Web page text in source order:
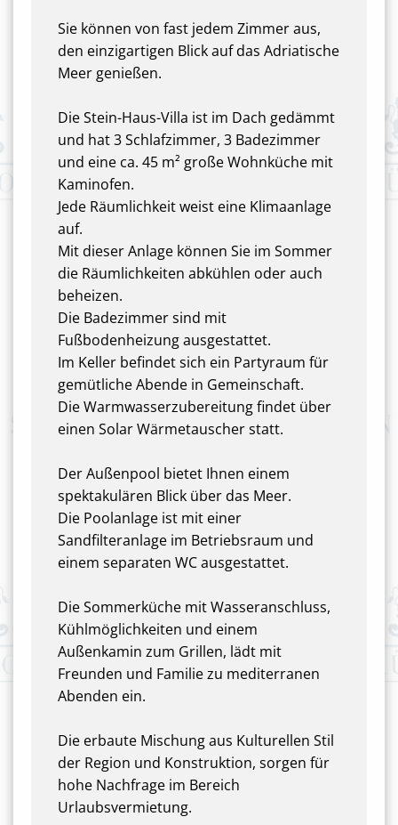
Sie können von fast jedem Zimmer aus,
den einzigartigen Blick auf das Adriatische
Meer genießen.
Die Stein-Haus-Villa ist im Dach gedämmt
und hat 3 Schlafzimmer, 3 Badezimmer
und eine ca. 45 m² große Wohnküche mit
Kaminofen.
Jede Räumlichkeit weist eine Klimaanlage
auf.
Mit dieser Anlage können Sie im Sommer
die Räumlichkeiten abkühlen oder auch
beheizen.
Die Badezimmer sind mit
Fußbodenheizung ausgestattet.
Im Keller befindet sich ein Partyraum für
gemütliche Abende in Gemeinschaft.
Die Warmwasserzubereitung findet über
einen Solar Wärmetauscher statt.
Der Außenpool bietet Ihnen einem
spektakulären Blick über das Meer.
Die Poolanlage ist mit einer
Sandfilteranlage im Betriebsraum und
einem separaten WC ausgestattet.
Die Sommerküche mit Wasseranschluss,
Kühlmöglichkeiten und einem
Außenkamin zum Grillen, lädt mit
Freunden und Familie zu mediterranen
Abenden ein.
Die erbaute Mischung aus Kulturellen Stil
der Region und Konstruktion, sorgen für
hohe Nachfrage im Bereich
Urlaubsvermietung.